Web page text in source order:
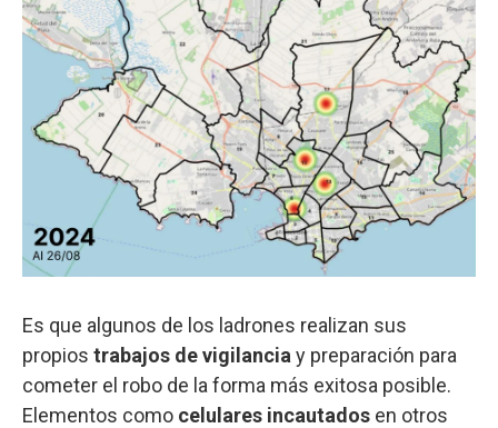
Es que algunos de los ladrones realizan sus
propios trabajos de vigilancia y preparación para
cometer el robo de la forma más exitosa posible.
Elementos como celulares incautados en otros